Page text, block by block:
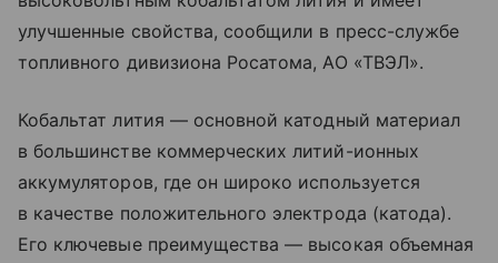
улучшенные свойства, сообщили в пресс-службе
топливного дивизиона Росатома, АО «ТВЭЛ».
Кобальтат лития — основной катодный материал
в большинстве коммерческих литий-ионных
аккумуляторов, где он широко используется
в качестве положительного электрода (катода).
Его ключевые преимущества — высокая объемная